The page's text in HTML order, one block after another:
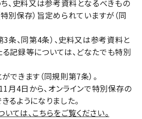
ち、史料又は参考資料となるべきもの
別保存）旨定められていますが（同
条、同第4条）、史料又は参考資料と
記録等については、どなたでも特別
できます（同規則第7条）。
4日から、オンラインで特別保存の
るようになりました。
ては、こちらをご覧ください。